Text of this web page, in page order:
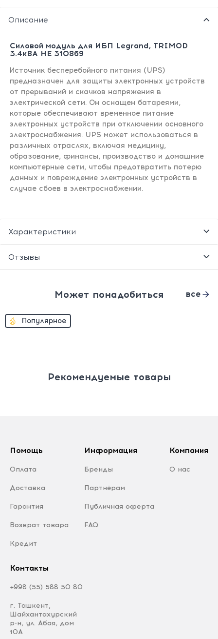
Описание
Силовой модуль для ИБП Legrand, TRIMOD
3.4кВА HE 310869
Источник бесперебойного питания (UPS)
предназначен для защиты электронных устройств
от прерываний и скачков напряжения в
электрической сети. Он оснащен батареями,
которые обеспечивают временное питание
электронных устройств при отключении основного
электроснабжения. UPS может использоваться в
различных отраслях, включая медицину,
образование, финансы, производство и домашние
компьютерные сети, чтобы предотвратить потерю
данных и повреждение электронных устройств в
случае сбоев в электроснабжении.
Характеристики
Отзывы
Может понадобиться все
Популярное
Рекомендуемые товары
Помощь
Оплата
Доставка
Гарантия
Возврат товара
Кредит
Информация
Бренды
Партнёрам
Публичная оферта
FAQ
Компания
О нас
Контакты
+998 (55) 588 50 80
г. Ташкент,
Шайхантахурский
р-н, ул. Абая, дом
10А